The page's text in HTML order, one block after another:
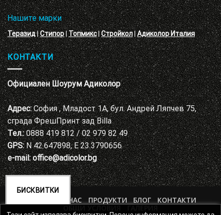
Нашите марки
Теразид|Стипор|Топмикс|Стройкол|Адиколор Италия
КОНТАКТИ
Официален Шоурум Адиколор
Адрес:София , Младост 1А, бул. Андрей Ляпчев 75,
сграда ФрешПринт зад Billa
Тел.:0888 419 812 / 02 979 82 49
GPS:N 42.647898, E 23.3790656
e-mail: office@adicolor.bg
ЗА НАС ПРОДУКТИ БЛОГ
КОНТАКТИ
ОБЩИ УСЛОВИЯ
ГАЛЕРИЯ
БИСКВИТКИ